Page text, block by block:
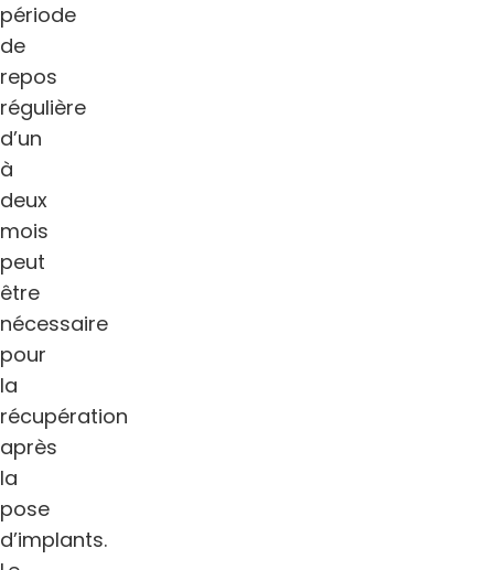
période
de
repos
régulière
d’un
à
deux
mois
peut
être
nécessaire
pour
la
récupération
après
la
pose
d’implants.